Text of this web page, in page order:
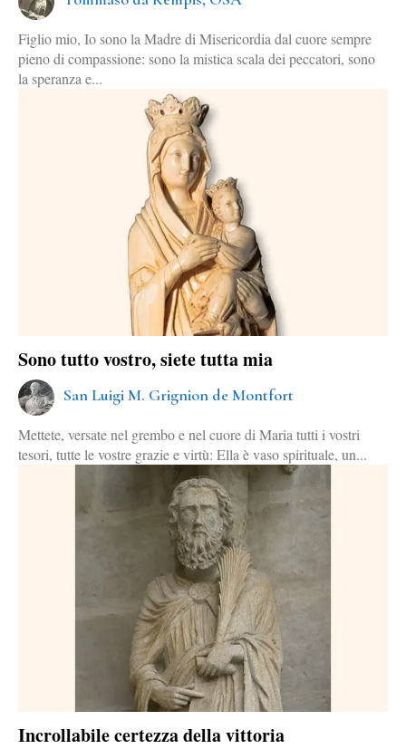
Figlio mio, Io sono la Madre di Misericordia dal cuore sempre
pieno di compassione: sono la mistica scala dei peccatori, sono
la speranza e...
Sono tutto vostro, siete tutta mia
San Luigi M. Grignion de Montfort
Mettete, versate nel grembo e nel cuore di Maria tutti i vostri
tesori, tutte le vostre grazie e virtù: Ella è vaso spirituale, un...
Incrollabile certezza della vittoria